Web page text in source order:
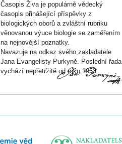
Časopis Živa je populárně vědecký
časopis přinášející příspěvky z
biologických oborů a zvláštní rubriku
věnovanou výuce biologie se zaměřením
na nejnovější poznatky.
Navazuje na odkaz svého zakladatele
Jana Evangelisty Purkyně. Poslední řada
vychází nepřetržitě od roku 1953.